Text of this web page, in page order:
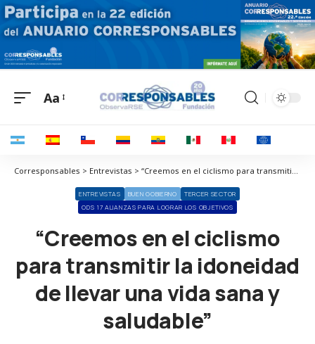
Aa
Corresponsables > Entrevistas > “Creemos en el ciclismo para transmitir la idoneidad de llevar una vida sana y saludable”
ENTREVISTAS BUEN GOBIERNO
TERCER SECTOR
ODS 17 ALIANZAS PARA LOGRAR LOS OBJETIVOS
“Creemos en el ciclismo
para transmitir la idoneidad
de llevar una vida sana y
saludable”